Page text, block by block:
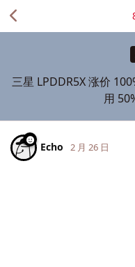
三星 LPDDR5X 涨价
用
Echo 2 月 26 日